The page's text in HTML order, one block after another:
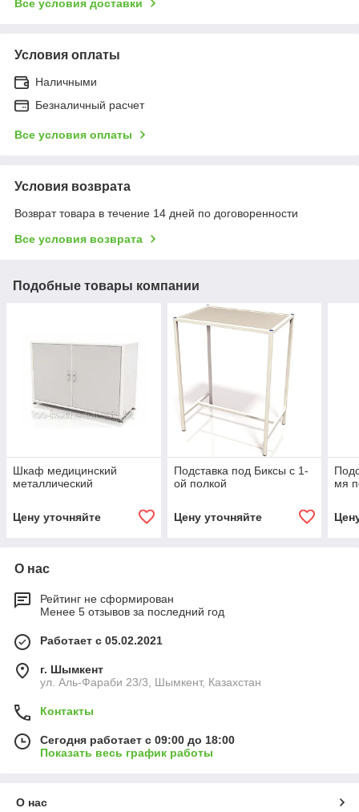
Все условия доставки
Условия оплаты
Наличными
Безналичный расчет
Все условия оплаты
Условия возврата
Возврат товара в течение 14 дней по договоренности
Все условия возврата
Подобные товары компании
Шкаф медицинский
металлический
Цену уточняйте
Подставка под Биксы с 1-
ой полкой
Цену уточняйте
мя
О нас
Рейтинг не сформирован
Менее 5 отзывов за последний год
Работает с 05.02.2021
г. Шымкент
ул. Аль-Фараби 23/3, Шымкент, Казахстан
Контакты
Сегодня работает с 09:00 до 18:00
Показать весь график работы
О нас